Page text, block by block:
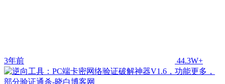
3年前 44.3W+